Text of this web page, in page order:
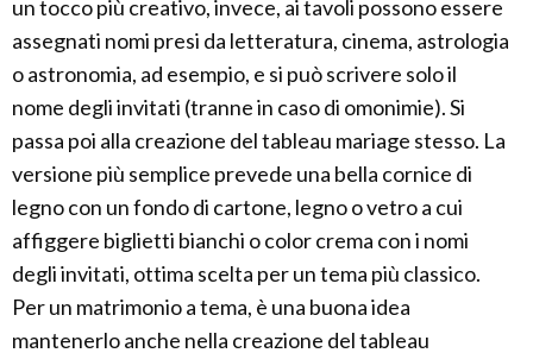
un tocco più creativo, invece, ai tavoli possono essere
assegnati nomi presi da letteratura, cinema, astrologia
o astronomia, ad esempio, e si può scrivere solo il
nome degli invitati (tranne in caso di omonimie). Si
passa poi alla creazione del tableau mariage stesso. La
versione più semplice prevede una bella cornice di
legno con un fondo di cartone, legno o vetro a cui
affiggere biglietti bianchi o color crema con i nomi
degli invitati, ottima scelta per un tema più classico.
Per un matrimonio a tema, è una buona idea
mantenerlo anche nella creazione del tableau